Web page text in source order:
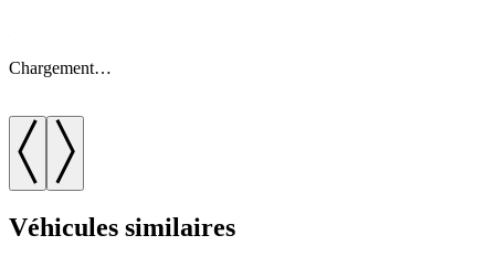
Chargement…
Véhicules similaires